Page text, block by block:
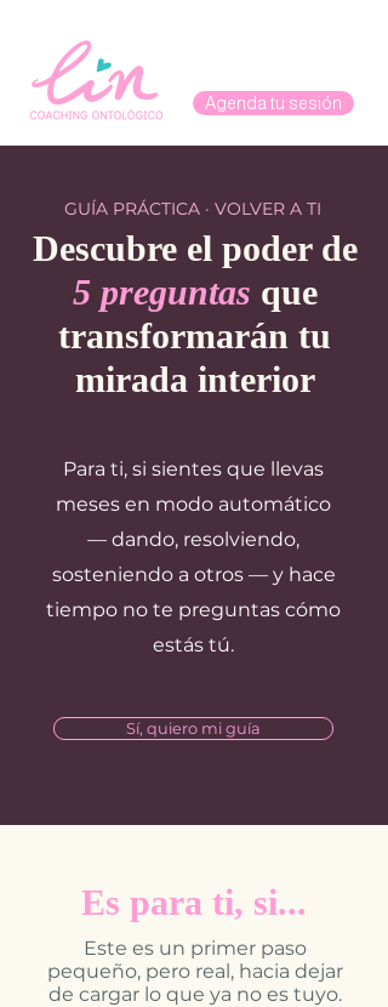
Agenda tu sesión
GUÍA PRÁCTICA · VOLVER A TI
Descubre el poder de
5 preguntas que
transformarán tu
mirada interior
Para ti, si sientes que llevas
meses en modo automático
— dando, resolviendo,
sosteniendo a otros — y hace
tiempo no te preguntas cómo
estás tú.
Sí, quiero mi guía
Es para ti, si...
Este es un primer paso
pequeño, pero real, hacia dejar
de cargar lo que ya no es tuyo.